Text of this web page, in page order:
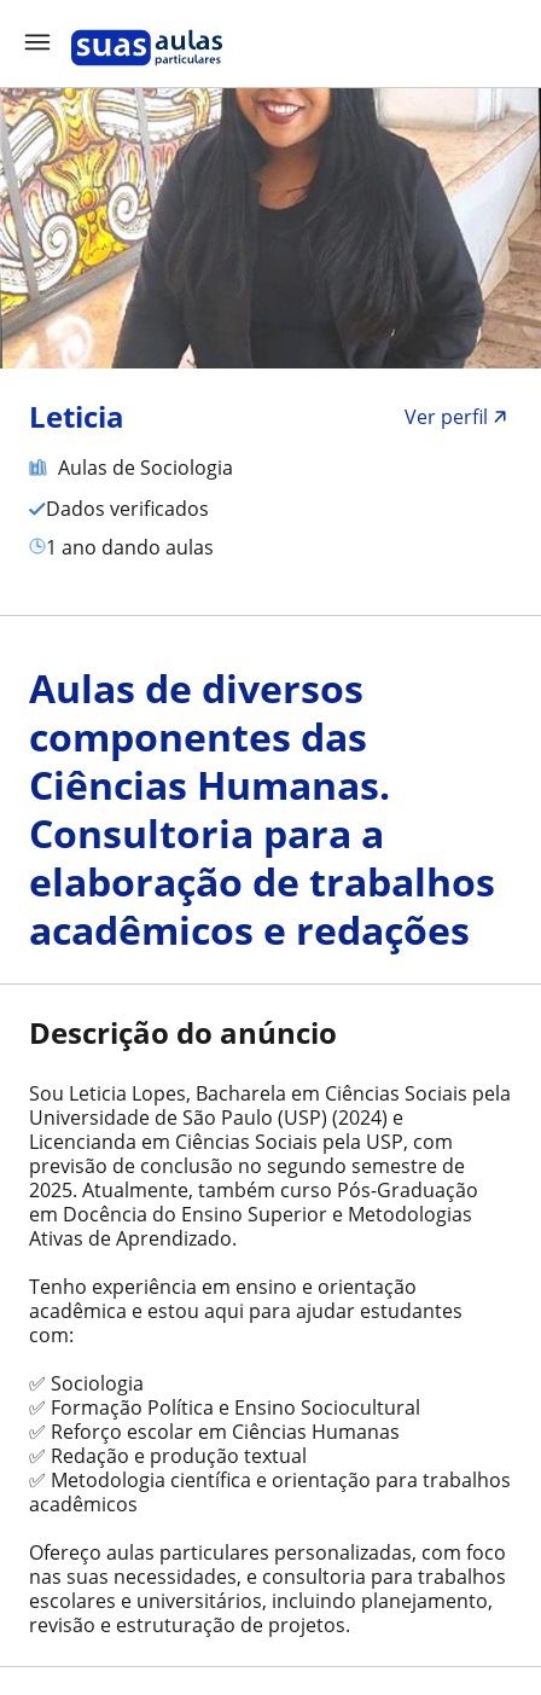
Leticia
Ver perfil
Aulas de Sociologia
Dados verificados
1 ano dando aulas
Aulas de diversos
componentes das
Ciências Humanas.
Consultoria para a
elaboração de trabalhos
acadêmicos e redações
Descrição do anúncio
Sou Leticia Lopes, Bacharela em Ciências Sociais pela
Universidade de São Paulo (USP) (2024) e
Licencianda em Ciências Sociais pela USP, com
previsão de conclusão no segundo semestre de
2025. Atualmente, também curso Pós-Graduação
em Docência do Ensino Superior e Metodologias
Ativas de Aprendizado.
Tenho experiência em ensino e orientação
acadêmica e estou aqui para ajudar estudantes
com:
✅ Sociologia
✅ Formação Política e Ensino Sociocultural
✅ Reforço escolar em Ciências Humanas
✅ Redação e produção textual
✅ Metodologia científica e orientação para trabalhos
acadêmicos
Ofereço aulas particulares personalizadas, com foco
nas suas necessidades, e consultoria para trabalhos
escolares e universitários, incluindo planejamento,
revisão e estruturação de projetos.